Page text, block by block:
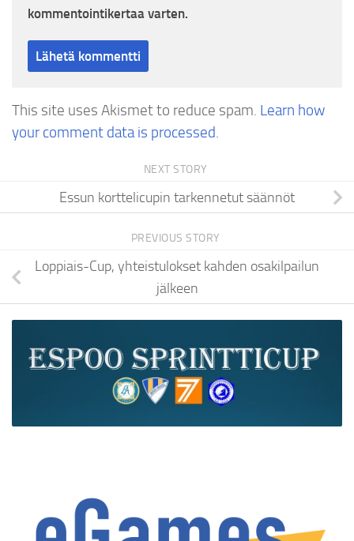
kommentointikertaa varten.
This site uses Akismet to reduce spam. Learn how
your comment data is processed.
NEXT STORY
Essun korttelicupin tarkennetut säännöt
PREVIOUS STORY
Loppiais-Cup, yhteistulokset kahden osakilpailun
jälkeen